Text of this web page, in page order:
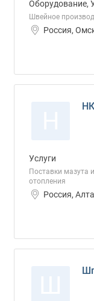
Оборудование,
Швейное
Россия,
Услуги
Поставки мазута
отопления
Россия,